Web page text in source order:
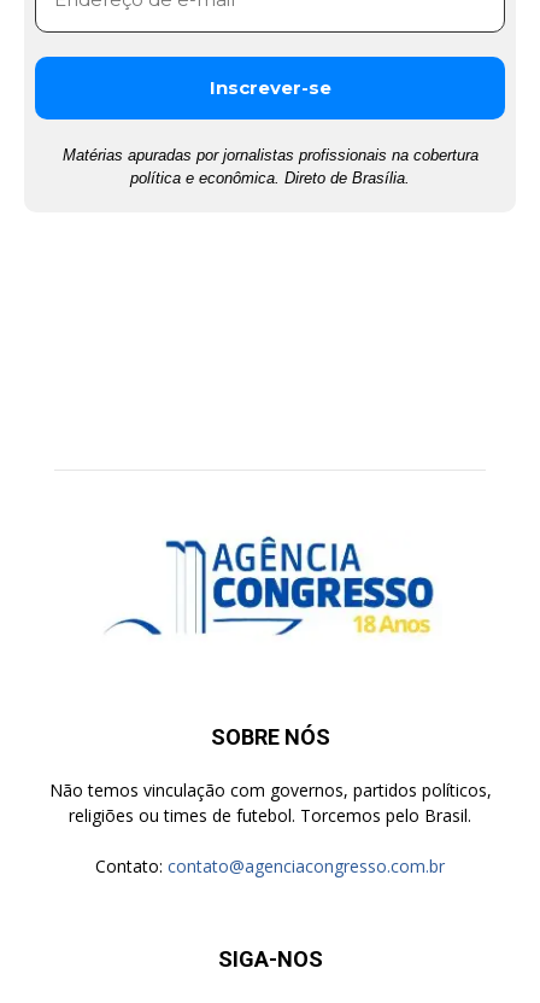
Matérias apuradas por jornalistas profissionais na cobertura
política e econômica. Direto de Brasília.
SOBRE NÓS
Não temos vinculação com governos, partidos políticos,
religiões ou times de futebol. Torcemos pelo Brasil.
Contato: contato@agenciacongresso.com.br
SIGA-NOS